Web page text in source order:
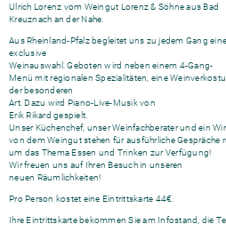
Ulrich Lorenz vom Weingut Lorenz & Söhne aus Bad
Kreuznach an der Nahe.
Aus Rheinland-Pfalz begleitet uns zu jedem Gang eine
exclusive
Weinauswahl. Geboten wird neben einem 4-Gang-
Menü mit regionalen Spezialitäten, eine
der besonderen
Art. Dazu wird Piano-Live-Musik von
Erik Rikard gespielt.
Unser Küchenchef, unser Weinfachberater und ein
von dem Weingut stehen für ausführliche Gespräche
um das Thema Essen und Trinken zur Verfügung!
Wir freuen uns auf Ihren Besuch in unseren
neuen Räumlichkeiten!
Pro Person kostet eine Eintrittskarte 44€.
Ihre Eintrittskarte bekommen Sie am Infostand, die